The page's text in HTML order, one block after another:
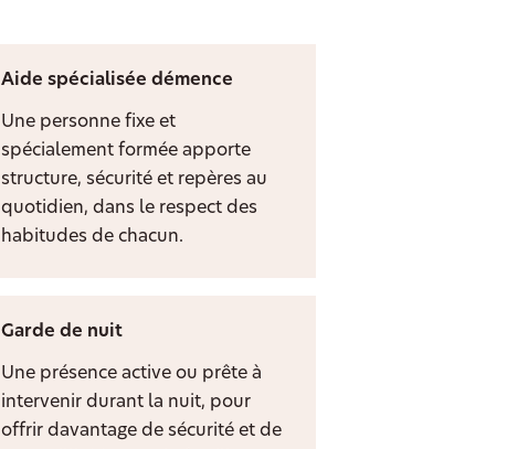
Aide spécialisée démence
Une personne fixe et
spécialement formée apporte
structure, sécurité et repères au
quotidien, dans le respect des
habitudes de chacun.
Garde de nuit
Une présence active ou prête à
intervenir durant la nuit, pour
offrir davantage de sécurité et de